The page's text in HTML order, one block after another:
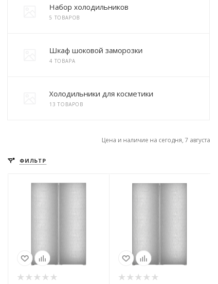
Набор холодильников
5 ТОВАРОВ
Шкаф шоковой заморозки
4 ТОВАРА
Холодильники для косметики
13 ТОВАРОВ
Цена и наличие на сегодня, 7 августа
ФИЛЬТР